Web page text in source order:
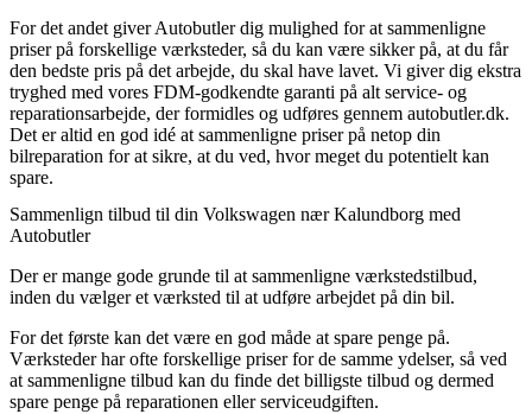
For det andet giver Autobutler dig mulighed for at sammenligne
priser på forskellige værksteder, så du kan være sikker på, at du får
den bedste pris på det arbejde, du skal have lavet. Vi giver dig ekstra
tryghed med vores FDM-godkendte garanti på alt service- og
reparationsarbejde, der formidles og udføres gennem autobutler.dk.
Det er altid en god idé at sammenligne priser på netop din
bilreparation for at sikre, at du ved, hvor meget du potentielt kan
spare.
Sammenlign tilbud til din Volkswagen nær Kalundborg med
Autobutler
Der er mange gode grunde til at sammenligne værkstedstilbud,
inden du vælger et værksted til at udføre arbejdet på din bil.
For det første kan det være en god måde at spare penge på.
Værksteder har ofte forskellige priser for de samme ydelser, så ved
at sammenligne tilbud kan du finde det billigste tilbud og dermed
spare penge på reparationen eller serviceudgiften.